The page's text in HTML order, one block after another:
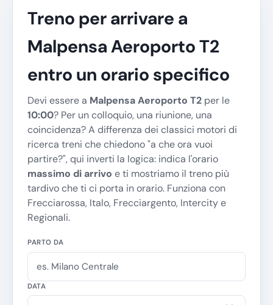
Treno per arrivare a
Malpensa Aeroporto T2
entro un orario specifico
Devi essere a Malpensa Aeroporto T2 per le
10:00? Per un colloquio, una riunione, una
coincidenza? A differenza dei classici motori di
ricerca treni che chiedono "a che ora vuoi
partire?", qui inverti la logica: indica l'orario
massimo di arrivo e ti mostriamo il treno più
tardivo che ti ci porta in orario. Funziona con
Frecciarossa, Italo, Frecciargento, Intercity e
Regionali.
PARTO DA
DATA